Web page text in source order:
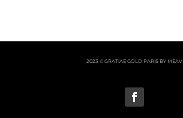
2023 © GRATiAE GOLD PARIS BY MEAV